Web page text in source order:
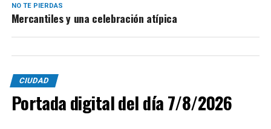
NO TE PIERDAS
Mercantiles y una celebración atípica
CIUDAD
Portada digital del día 7/8/2026